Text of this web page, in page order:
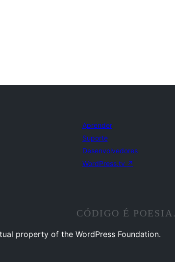
Aprender
Suporte
Desenvolvedores
WordPress.tv ↗
CÓDIGO É POESIA.
property of the WordPress Foundation.